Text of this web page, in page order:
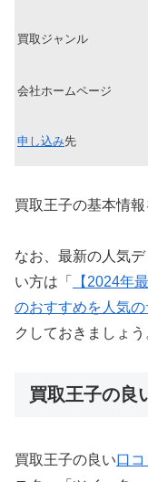
買取ジャンル
会社ホームページ
申し込み先
買取王子の基本情報
なお、最新の人気
い方は「
【2024年
のおすすめを人気の
クしておきましょう
買取王子の良
買取王子の良い口コ